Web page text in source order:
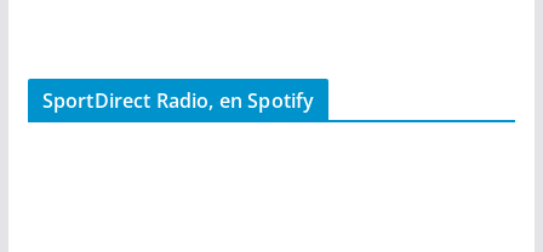
SportDirect Radio, en Spotify